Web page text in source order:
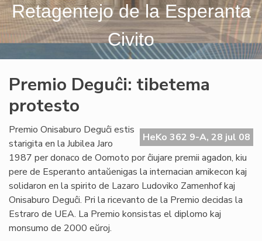
Retagentejo de la Esperanta
Civito
Premio Deguĉi: tibetema
protesto
HeKo 362 9-A, 28 jul 08
Premio Onisaburo Deguĉi estis
starigita en la Jubilea Jaro
1987 per donaco de Oomoto por ĉiujare premii agadon, kiu
pere de Esperanto antaŭenigas la internacian amikecon kaj
solidaron en la spirito de Lazaro Ludoviko Zamenhof kaj
Onisaburo Deguĉi. Pri la ricevanto de la Premio decidas la
Estraro de UEA. La Premio konsistas el diplomo kaj
monsumo de 2000 eŭroj.